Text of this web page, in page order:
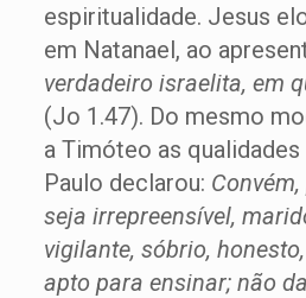
espiritualidade. Jesus
em Natanael, ao
verdadeiro israelita, em
(Jo 1.47). Do mesmo
a Timóteo as
Paulo declarou:
seja irrepreensível,
vigilante, sóbrio,
apto para ensinar; não